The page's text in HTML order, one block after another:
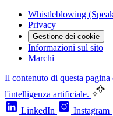
Whistleblowing
Privacy
Gestione dei cookie
Informazioni sul sito
Marchi
Il contenuto di questa
l'intelligenza artificiale.
LinkedIn
Instagram